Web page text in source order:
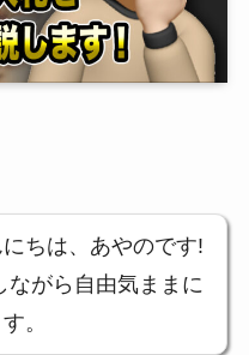
ちは、あやのです!
ながら自由気ままに
。